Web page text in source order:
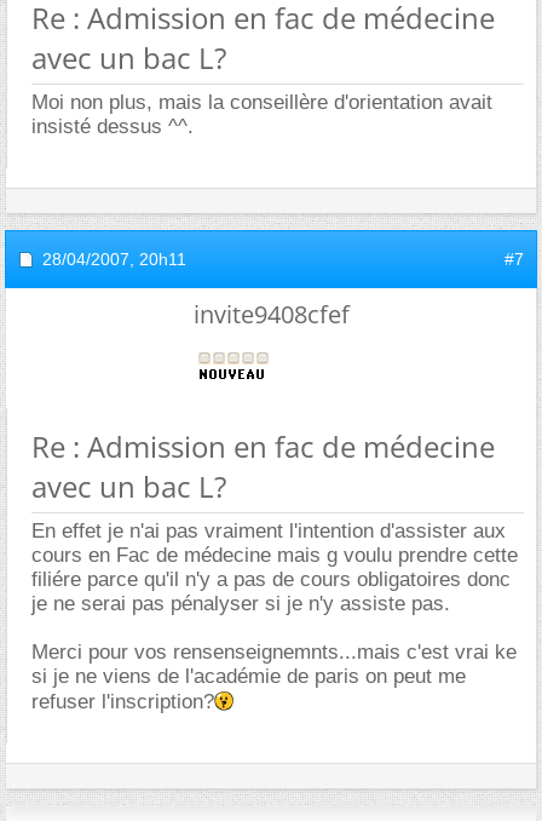
Re : Admission en fac de médecine
avec un bac L?
Moi non plus, mais la conseillère d'orientation avait
insisté dessus ^^.
28/04/2007, 20h11 #7
invite9408cfef
Re : Admission en fac de médecine
avec un bac L?
En effet je n'ai pas vraiment l'intention d'assister aux
cours en Fac de médecine mais g voulu prendre cette
filiére parce qu'il n'y a pas de cours obligatoires donc
je ne serai pas pénalyser si je n'y assiste pas.
Merci pour vos rensenseignemnts...mais c'est vrai ke
si je ne viens de l'académie de paris on peut me
refuser l'inscription?